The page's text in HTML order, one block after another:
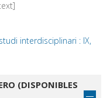
interdisciplinari : IX,
(DISPONIBLES